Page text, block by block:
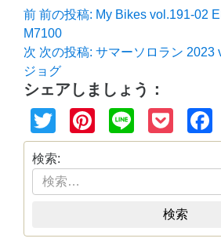
前 前の投稿: My Bikes vol.191-02
M7100
次 次の投稿: サマーソロラン 2023
ジョグ
シェアしましょう：
TwitterPinterest
Line
検索:
検索